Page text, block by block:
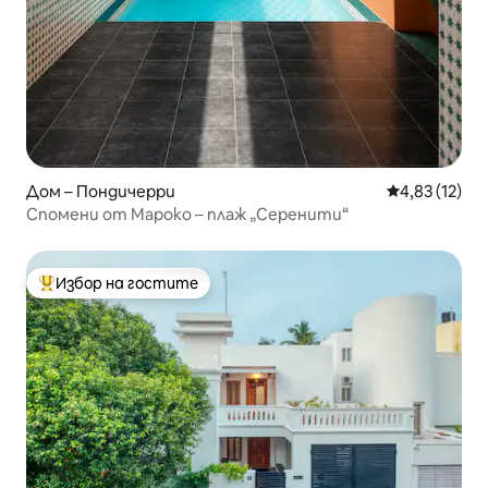
Дом – Пондичерри Средна
4,83 (12)
Спомени от Мароко – плаж „Серенити“
Най-популярен избор на гостите
Избор на гостите